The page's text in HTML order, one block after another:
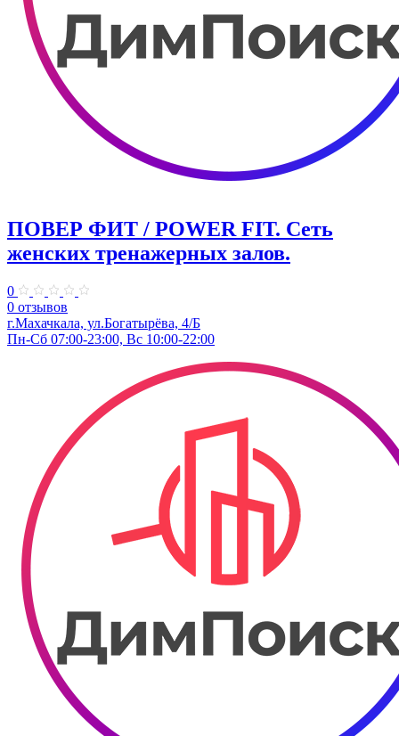
ПОВЕР ФИТ / POWER FIT. Сеть
женских тренажерных залов.
0
0 отзывов
г.Махачкала, ​ул.Богатырёва, 4/Б
Пн-Сб 07:00-23:00, Вс 10:00-22:00